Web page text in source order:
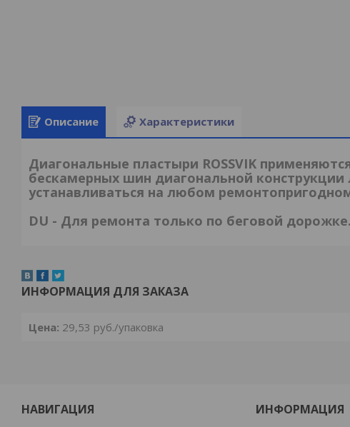
Описание Характеристики
Диагональные пластыри ROSSVIK
бескамерных шин диагональной
устанавливаться на любом
DU - Для ремонта только по беговой
ИНФОРМАЦИЯ ДЛЯ ЗАКАЗА
Цена: 29,53 руб./упаковка
НАВИГАЦИЯ ИНФОРМАЦИЯ